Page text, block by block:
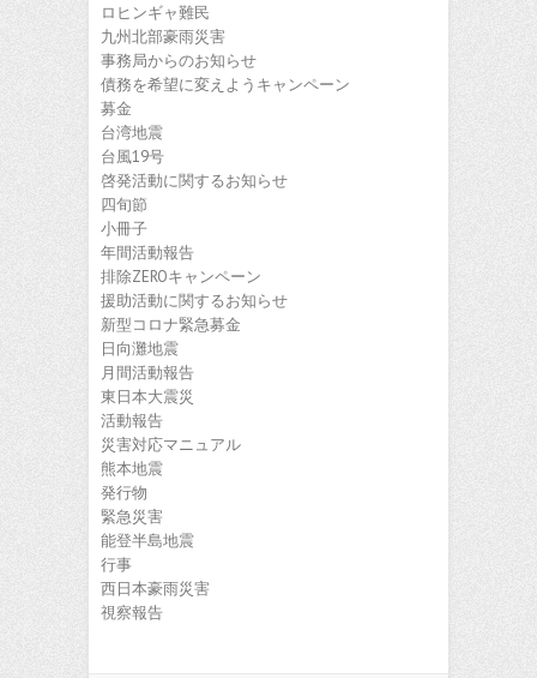
ロヒンギャ難民
九州北部豪雨災害
事務局からのお知らせ
債務を希望に変えようキャンペーン
募金
台湾地震
台風19号
啓発活動に関するお知らせ
四旬節
小冊子
年間活動報告
排除ZEROキャンペーン
援助活動に関するお知らせ
新型コロナ緊急募金
日向灘地震
月間活動報告
東日本大震災
活動報告
災害対応マニュアル
熊本地震
発行物
緊急災害
能登半島地震
行事
西日本豪雨災害
視察報告